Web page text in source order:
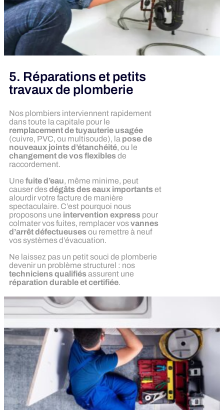
5. Réparations et petits
travaux de plomberie
Nos plombiers interviennent rapidement
dans toute la capitale pour le
remplacement de tuyauterie usagée
(cuivre, PVC, ou multisoude), la pose de
nouveaux joints d’étanchéité, ou le
changement de vos flexiblesde
raccordement.
Une fuite d’eau, même minime, peut
causer desdégâts des eaux importantset
alourdir votre facture de manière
spectaculaire. C’est pourquoi nous
proposons une intervention express pour
colmater vos fuites, remplacer vosvannes
d’arrêt défectueusesou remettre à neuf
vos systèmes d’évacuation.
Ne laissez pas un petit souci de plomberie
devenir un problème structurel : nos
techniciens qualifiésassurent une
réparation durable et certifiée.